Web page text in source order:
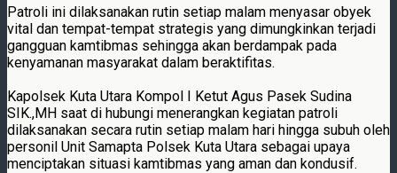
Patroli ini dilaksanakan rutin setiap malam menyasar obyek
vital dan tempat-tempat strategis yang dimungkinkan terjadi
gangguan kamtibmas sehingga akan berdampak pada
kenyamanan masyarakat dalam beraktifitas.
Kapolsek Kuta Utara Kompol I Ketut Agus Pasek Sudina
SIK.,MH saat di hubungi menerangkan kegiatan patroli
dilaksanakan secara rutin setiap malam hari hingga subuh oleh
personil Unit Samapta Polsek Kuta Utara sebagai upaya
menciptakan situasi kamtibmas yang aman dan kondusif.